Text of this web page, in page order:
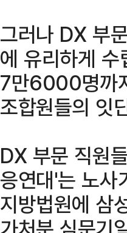
그러나 DX 부
에 유리하게
7만6000명까
조합원들의 잇
DX 부문 직원
응연대'는 노사
지방법원에 삼